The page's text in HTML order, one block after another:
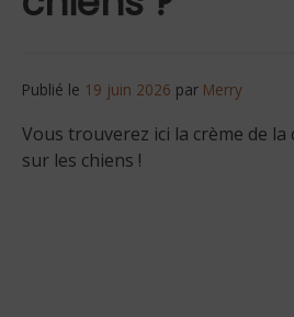
Publié le 19 juin 2026 par Merry
Vous trouverez ici la crème de la
sur les chiens !